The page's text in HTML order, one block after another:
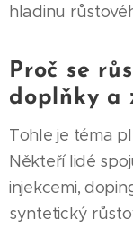
hladinu
Proč se
doplňky a
Tohle je téma
Někteří lidé
injekcemi,
syntetický